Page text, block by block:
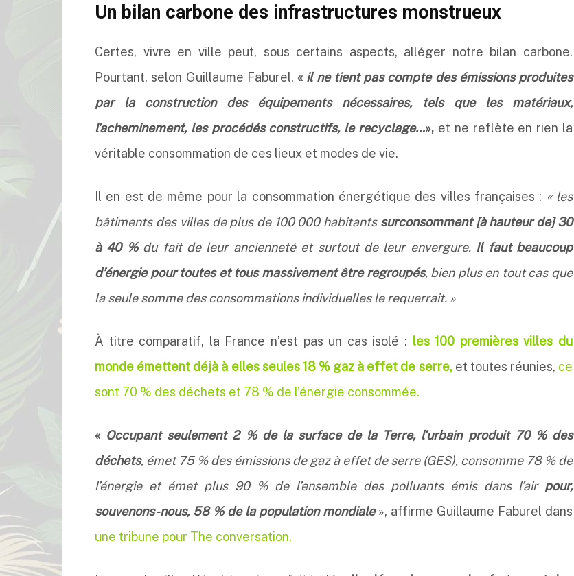
Un bilan carbone des infrastructures monstrueux
Certes, vivre en ville peut, sous certains aspects, alléger notre bilan carbone.
Pourtant, selon Guillaume Faburel, « il ne tient pas compte des émissions produites
par la construction des équipements nécessaires, tels que les matériaux,
l’acheminement, les procédés constructifs, le recyclage…», et ne reflète en rien la
véritable consommation de ces lieux et modes de vie.
Il en est de même pour la consommation énergétique des villes françaises : « les
bâtiments des villes de plus de 100 000 habitants surconsomment [à hauteur de] 30
à 40 %du fait de leur ancienneté et surtout de leur envergure.Il faut beaucoup
d’énergie pour toutes et tous massivement être regroupés, bien plus en tout cas que
la seule somme des consommations individuelles le requerrait. »
À titre comparatif, la France n’est pas un cas isolé : les 100 premières villes du
monde émettent déjà à elles seules 18 % gaz à effet de serre, et toutes réunies, ce
sont 70 % des déchets et 78 % de l’énergie consommée.
« Occupant seulement 2 % de la surface de la Terre, l’urbain produit 70 % des
déchets, émet 75 % des émissions de gaz à effet de serre (GES), consomme 78 % de
l’énergie et émet plus 90 % de l’ensemble des polluants émis dans l’air pour,
souvenons-nous, 58 % de la population mondiale», affirme Guillaume Faburel dans
une tribune pour The conversation.